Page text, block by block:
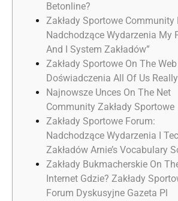
Betonline?
Zakłady Sportowe Community
Nadchodzące Wydarzenia My
And I System Zakładów”
Zakłady Sportowe On The
Doświadczenia All Of Us
Najnowsze Unces On The Net
Community Zakłady Sportowe
Zakłady Sportowe Forum:
Nadchodzące Wydarzenia I
Zakładów Arnie’s Vocabulary
Zakłady Bukmacherskie On
Internet Gdzie? Zakłady
Forum Dyskusyjne Gazeta Pl